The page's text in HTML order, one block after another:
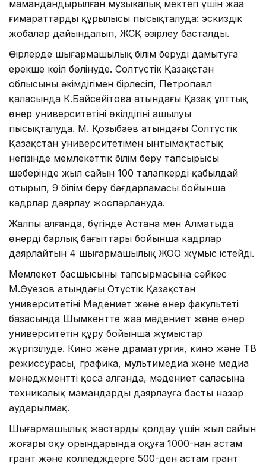
мамандандырылған музыкалық мектеп үшін жаңа
ғимараттардың құрылысы пысықталуда: эскиздік
жобалар дайындалып, ЖСҚ әзірлеу басталды.
Өңірлерде шығармашылық білім беруді дамытуға
ерекше көңіл бөлінуде. Солтүстік Қазақстан
облысының әкімдігімен бірлесіп, Петропавл
қаласында К.Байсейітова атындағы Қазақ ұлттық
өнер университетінің өкілдігінің ашылуы
пысықталуда. М. Қозыбаев атындағы Солтүстік
Қазақстан университетімен ынтымақтастық
негізінде мемлекеттік білім беру тапсырысы
шеңберінде жыл сайын 100 талапкерді қабылдай
отырып, 9 білім беру бағдарламасы бойынша
кадрлар даярлау жоспарлануда.
Жалпы алғанда, бүгінде Астана мен Алматыда
өнердің барлық бағыттары бойынша кадрлар
даярлайтын 4 шығармашылық ЖОО жұмыс істейді.
Мемлекет басшысының тапсырмасына сәйкес
М.Әуезов атындағы Оңтүстік Қазақстан
университетінің Мәдениет және өнер факультеті
базасында Шымкентте жаңа мәдениет және өнер
университетін құру бойынша жұмыстар
жүргізілуде. Кино және драматургия, кино және ТВ
режиссурасы, графика, мультимедиа және медиа
менеджментті қоса алғанда, мәдениет саласына
техникалық мамандарды даярлауға басты назар
аударылмақ.
Шығармашылық жастарды қолдау үшін жыл сайын
жоғары оқу орындарында оқуға 1000-нан астам
грант және колледждерге 500-ден астам грант